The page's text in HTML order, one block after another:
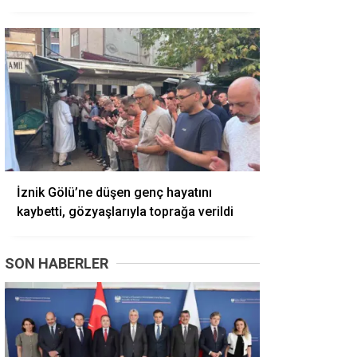
İznik Gölü’ne düşen genç hayatını
kaybetti, gözyaşlarıyla toprağa verildi
SON HABERLER